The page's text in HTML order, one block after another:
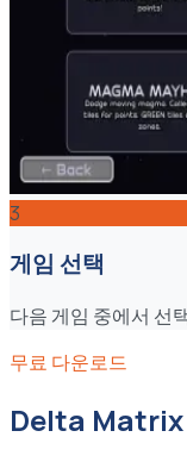
3
게임 선택
다음 게임 중에서 선
무료 다운로드
Delta Matrix